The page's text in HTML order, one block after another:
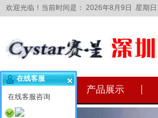
欢迎光临！当前时间是： 2026年8月9日 星期日
网站首页 产品展示
在线客服
在线客服咨询